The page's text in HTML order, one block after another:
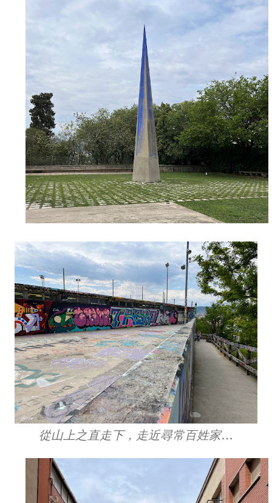
從山上之直走下，走近尋常百姓家…